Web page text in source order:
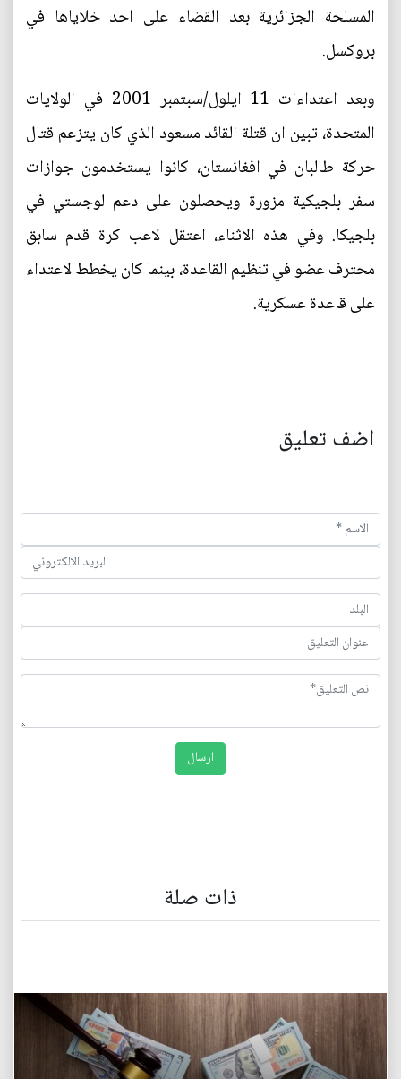
المسلحة الجزائرية بعد القضاء على احد خلاياها في
بروكسل.
وبعد اعتداءات 11 ايلول/سبتمبر 2001 في الولايات
المتحدة، تبين ان قتلة القائد مسعود الذي كان يتزعم قتال
حركة طالبان في افغانستان، كانوا يستخدمون جوازات
سفر بلجيكية مزورة ويحصلون على دعم لوجستي في
بلجيكا. وفي هذه الاثناء، اعتقل لاعب كرة قدم سابق
محترف عضو في تنظيم القاعدة، بينما كان يخطط لاعتداء
على قاعدة عسكرية.
اضف تعليق
ذات صلة